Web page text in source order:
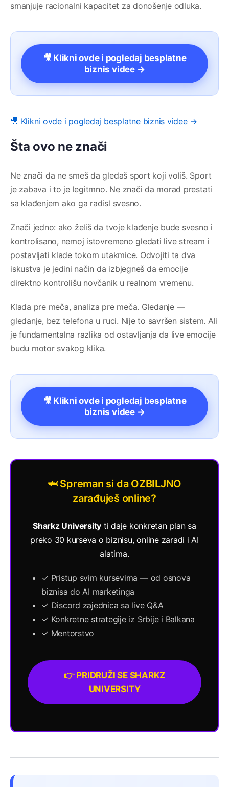
smanjuje racionalni kapacitet za donošenje odluka.
🎥 Klikni ovde i pogledaj besplatne
biznis videe →
🎥 Klikni ovde i pogledaj besplatne biznis videe →
Šta ovo ne znači
Ne znači da ne smeš da gledaš sport koji voliš. Sport
je zabava i to je legitmno. Ne znači da morad prestati
sa klađenjem ako ga radisl svesno.
Znači jedno: ako želiš da tvoje klađenje bude svesno i
kontrolisano, nemoj istovremeno gledati live stream i
postavljati klade tokom utakmice. Odvojiti ta dva
iskustva je jedini način da izbjegneš da emocije
direktno kontrolišu novčanik u realnom vremenu.
Klada pre meča, analiza pre meča. Gledanje —
gledanje, bez telefona u ruci. Nije to savršen sistem. Ali
je fundamentalna razlika od ostavljanja da live emocije
budu motor svakog klika.
🎥 Klikni ovde i pogledaj besplatne
biznis videe →
🦈 Spreman si da OZBILJNO
zarađuješ online?
Sharkz University ti daje konkretan plan sa
preko 30 kurseva o biznisu, online zaradi i AI
alatima.
✓ Pristup svim kursevima — od osnova
biznisa do AI marketinga
✓ Discord zajednica sa live Q&A
✓ Konkretne strategije iz Srbije i Balkana
✓ Mentorstvo
👉 PRIDRUŽI SE SHARKZ
UNIVERSITY